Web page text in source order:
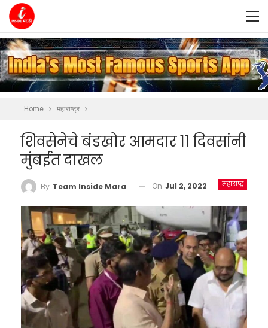
Home महाराष्ट्र
शिवसेनेचे बंडखोर आमदार 11 दिवसांनी
मुंबईत दाखल
महाराष्ट्र
By Team Inside Marathi On Jul 2, 2022